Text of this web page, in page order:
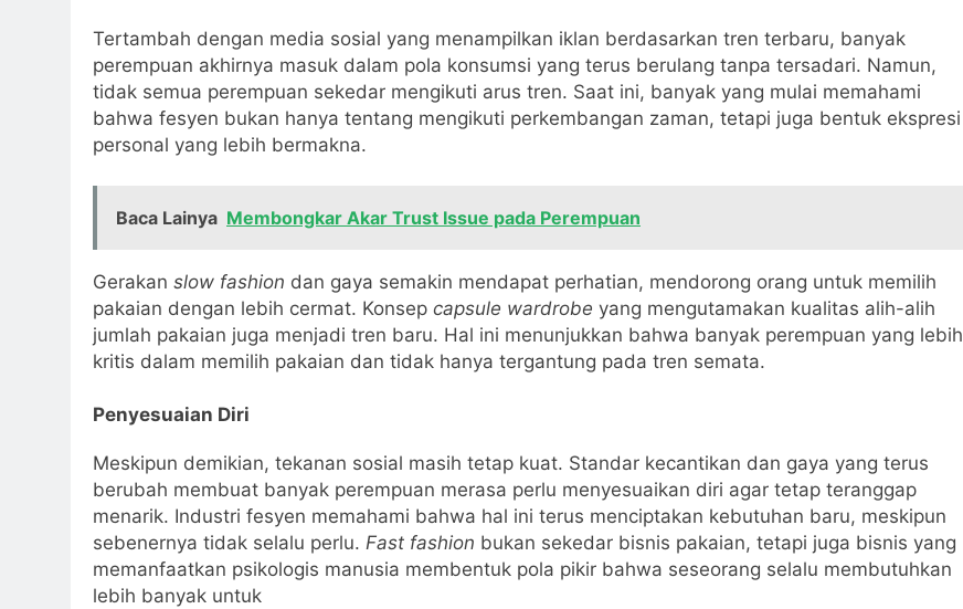
Tertambah dengan media sosial yang menampilkan iklan berdasarkan tren terbaru, banyak
perempuan akhirnya masuk dalam pola konsumsi yang terus berulang tanpa tersadari. Namun,
tidak semua perempuan sekedar mengikuti arus tren. Saat ini, banyak yang mulai memahami
bahwa fesyen bukan hanya tentang mengikuti perkembangan zaman, tetapi juga bentuk ekspresi
personal yang lebih bermakna.
Baca Lainya Membongkar Akar Trust Issue pada Perempuan
Gerakan slow fashion dan gaya semakin mendapat perhatian, mendorong orang untuk memilih
pakaian dengan lebih cermat. Konsep capsule wardrobe yang mengutamakan kualitas alih-alih
jumlah pakaian juga menjadi tren baru. Hal ini menunjukkan bahwa banyak perempuan yang lebih
kritis dalam memilih pakaian dan tidak hanya tergantung pada tren semata.
Penyesuaian Diri
Meskipun demikian, tekanan sosial masih tetap kuat. Standar kecantikan dan gaya yang terus
berubah membuat banyak perempuan merasa perlu menyesuaikan diri agar tetap teranggap
menarik. Industri fesyen memahami bahwa hal ini terus menciptakan kebutuhan baru, meskipun
sebenernya tidak selalu perlu. Fast fashion bukan sekedar bisnis pakaian, tetapi juga bisnis yang
memanfaatkan psikologis manusia membentuk pola pikir bahwa seseorang selalu membutuhkan
lebih banyak untuk